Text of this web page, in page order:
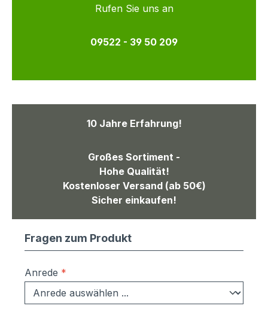
Rufen Sie uns an
09522 - 39 50 209
10 Jahre Erfahrung!
Großes Sortiment -
Hohe Qualität!
Kostenloser Versand (ab 50€)
Sicher einkaufen!
Fragen zum Produkt
Anrede *